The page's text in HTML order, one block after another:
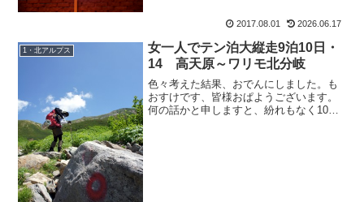
2017.08.01 2026.06.17
1・北アルプス
女一人でテン泊大縦走9泊10日・
14 高天原～ワリモ北分岐
色々考えた結果、おでんにしました。も
おすけです、皆様おぱようございます。
何の話かと申しますと、紛れもなく10月